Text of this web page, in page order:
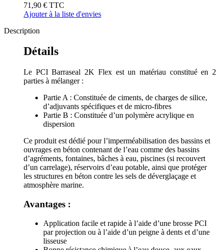
71,90 € TTC
Ajouter à la liste d'envies
Description
Détails
Le PCI Barraseal 2K Flex est un matériau constitué en 2
parties à mélanger :
Partie A : Constituée de ciments, de charges de silice,
d’adjuvants spécifiques et de micro-fibres
Partie B : Constituée d’un polymère acrylique en
dispersion
Ce produit est dédié pour l’imperméabilisation des bassins et
ouvrages en béton contenant de l’eau comme des bassins
d’agréments, fontaines, bâches à eau, piscines (si recouvert
d’un carrelage), réservoirs d’eau potable, ainsi que protéger
les structures en béton contre les sels de déverglaçage et
atmosphère marine.
Avantages :
Application facile et rapide à l’aide d’une brosse PCI
par projection ou à l’aide d’un peigne à dents et d’une
lisseuse